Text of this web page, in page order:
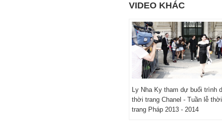
VIDEO KHÁC
Ly Nha Ky tham dự buổi trình
thời trang Chanel - Tuần lễ thời
trang Pháp 2013 - 2014